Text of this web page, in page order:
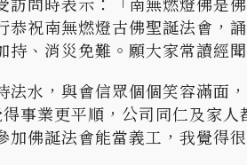
祝南無燃燈古佛聖誕法會，
、消災免難。願大家常讀經
水，與會信眾個個笑容滿面
事業更平順，公司同仁及家
佛誕法會能當義工，我覺得